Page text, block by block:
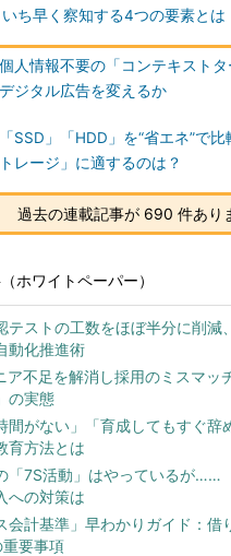
いち早く察知する4つの要素とは
個人情報不要の「コンテキスト
デジタル広告を変えるか
「SSD」「HDD」を“省エネ”で
トレージ」に適するのは？
過去の連載記事が 690 件あり
ホワイトペーパー）
テストの工数をほぼ半分に削減
動化推進術
ア不足を解消し採用のミスマッ
の実態
間がない」「育成してもすぐ
育方法とは
「7S活動」はやっているが
への対策は
会計基準」早わかりガイド：借
要事項